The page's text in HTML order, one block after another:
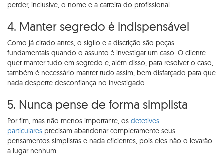
perder, inclusive, o nome e a carreira do profissional.
4. Manter segredo é indispensável
Como já citado antes, o sigilo e a discrição são peças
fundamentais quando o assunto é investigar um caso. O cliente
quer manter tudo em segredo e, além disso, para resolver o caso,
também é necessário manter tudo assim, bem disfarçado para que
nada desperte desconfiança no investigado.
5. Nunca pense de forma simplista
Por fim, mas não menos importante, os detetives
particulares precisam abandonar completamente seus
pensamentos simplistas e nada eficientes, pois eles não o levarão
a lugar nenhum.